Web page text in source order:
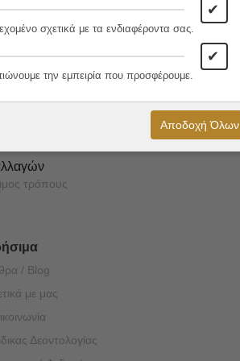
τρόπους
/ Blog
με μας
Δεοντολογίας
✔
σχετικά με τα ενδιαφέροντα σας.
✔
την εμπειρία που προσφέρουμε.
Αποδοχή Όλων